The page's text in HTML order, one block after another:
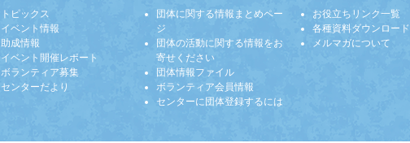
トピックス
イベント情報
助成情報
イベント開催レポート
ボランティア募集
センターだより
団体に関する情報まとめペー
ジ
団体の活動に関する情報をお
寄せください
団体情報ファイル
ボランティア会員情報
センターに団体登録するには
お役立ちリンク一覧
各種資料ダウンロード
メルマガについて